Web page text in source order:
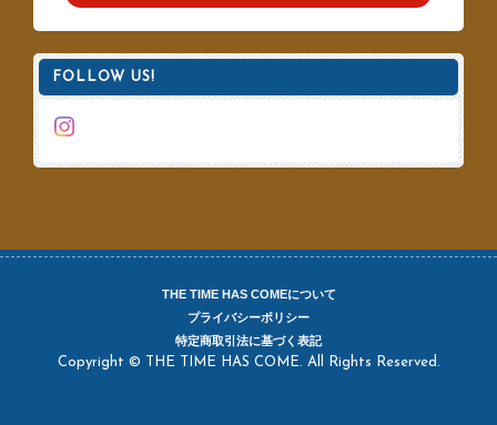
FOLLOW US!
THE TIME HAS COMEについて
プライバシーポリシー
特定商取引法に基づく表記
Copyright © THE TIME HAS COME. All Rights Reserved.